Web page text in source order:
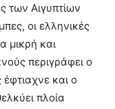
των Αιγυπτίων
οι ελληνικές
μικρή και
περιγράφει ο
και ο
πλοία